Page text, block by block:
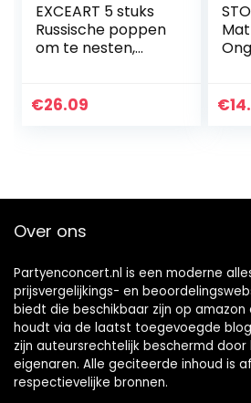
EXCEART 5 stuks
Russische poppen
om te nesten,
houten pop,
€26.09 €
Over ons
Partyenconcert.nl is een moderne
prijsvergelijkings- en
biedt die beschikbaar zijn op
houdt via de laatst toegevoegde
zijn auteursrechtelijk beschermd
eigenaren. Alle geciteerde inhoud is
respectievelijke bronnen.